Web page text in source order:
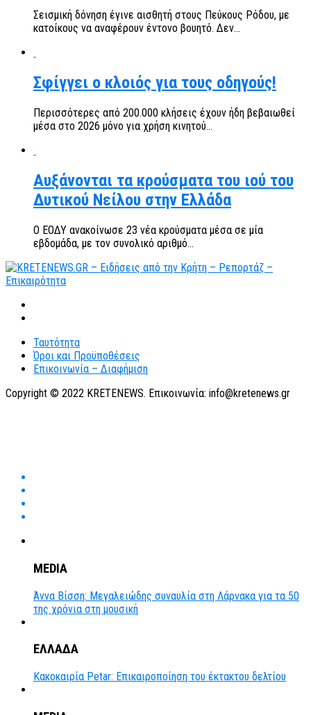
Σεισμική δόνηση έγινε αισθητή στους Πεύκους Ρόδου, με
κατοίκους να αναφέρουν έντονο βουητό. Δεν...
Σφίγγει ο κλοιός για τους οδηγούς!
Περισσότερες από 200.000 κλήσεις έχουν ήδη βεβαιωθεί
μέσα στο 2026 μόνο για χρήση κινητού...
Αυξάνονται τα κρούσματα του ιού του
Δυτικού Νείλου στην Ελλάδα
Ο ΕΟΔΥ ανακοίνωσε 23 νέα κρούσματα μέσα σε μία
εβδομάδα, με τον συνολικό αριθμό...
Ταυτότητα
Όροι και Προϋποθέσεις
Επικοινωνία – Διαφήμιση
Copyright © 2022 KRETENEWS. Επικοινωνία: info@kretenews.gr
MEDIA
Άννα Βίσση: Μεγαλειώδης συναυλία στη Λάρνακα για τα 50
της χρόνια στη μουσική
ΕΛΛΑΔΑ
Κακοκαιρία Petar: Επικαιροποίηση του έκτακτου δελτίου